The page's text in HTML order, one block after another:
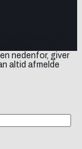
nedenfor, giver
altid afmelde